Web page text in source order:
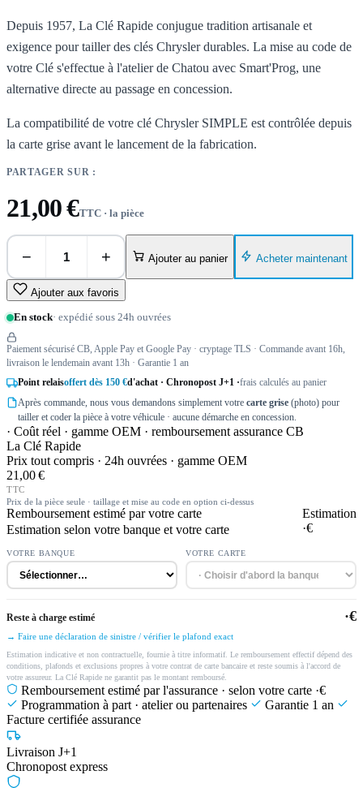
Depuis 1957, La Clé Rapide conjugue tradition artisanale et
exigence pour tailler des clés Chrysler durables. La mise au code de
votre Clé s'effectue à l'atelier de Chatou avec Smart'Prog, une
alternative directe au passage en concession.
La compatibilité de votre clé Chrysler SIMPLE est contrôlée depuis
la carte grise avant le lancement de la fabrication.
PARTAGER SUR :
21,00 €TTC · la pièce
− + Ajouter au panier Acheter maintenant
Ajouter aux favoris
En stock· expédié sous 24h ouvrées
Paiement sécurisé CB, Apple Pay et Google Pay · cryptage TLS · Commande avant 16h,
livraison le lendemain avant 13h · Garantie 1 an
Point relaisoffert dès 150 €d'achat · Chronopost J+1 ·frais calculés au panier
Après commande, nous vous demandons simplement votre carte grise (photo) pour
tailler et coder la pièce à votre véhicule · aucune démarche en concession.
· Coût réel · gamme OEM · remboursement assurance CB
La Clé Rapide
Prix tout compris · 24h ouvrées · gamme OEM
21,00 €
TTC
Prix de la pièce seule · taillage et mise au code en option ci-dessus
Remboursement estimé par votre carte
Estimation selon votre banque et votre carte
Estimation
·€
VOTRE BANQUE VOTRE CARTE
Reste à charge estimé ·€
→ Faire une déclaration de sinistre / vérifier le plafond exact
Estimation indicative et non contractuelle, fournie à titre informatif. Le remboursement effectif dépend des
conditions, plafonds et exclusions propres à votre contrat de carte bancaire et reste soumis à l'accord de
votre assureur. La Clé Rapide ne garantit pas le montant remboursé.
Remboursement estimé par l'assurance · selon votre carte ·€
Programmation à part · atelier ou partenaires
Garantie 1 an
Facture certifiée assurance
Livraison J+1
Chronopost express